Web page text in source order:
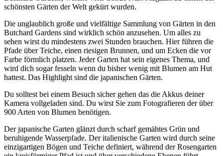
schönsten Gärten der Welt gekürt wurden.
Die unglaublich große und vielfältige Sammlung von Gärten in den
Butchard Gardens sind wirklich schön anzusehen. Um alles zu
sehen wirst du mindestens zwei Stunden brauchen. Hier führen die
Pfade über Teiche, einen riesigen Brunnen, und um Ecken die vor
Farbe förmlich platzen. Jeder Garten hat sein eigenes Thema, und
wird dich sogar fesseln wenn du bisher wenig mit Blumen am Hut
hattest. Das Highlight sind die japanischen Gärten.
Du solltest bei einem Besuch sicher gehen das die Akkus deiner
Kamera vollgeladen sind. Du wirst Sie zum Fotografieren der über
900 Arten von Blumen benötigen.
Der japanische Garten glänzt durch scharf gemähtes Grün und
beruhigende Wasserpfade. Der italienische Garten wird durch seine
einzigartigen Bögen und Teiche definiert, während der Rosengarten